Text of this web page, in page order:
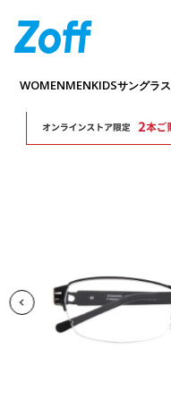
WOMENMENKIDSサングラス